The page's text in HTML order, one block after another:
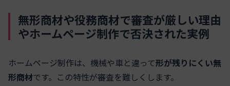
無形商材や役務商材で審査が厳しい理由
やホームページ制作で否決された実例
ホームページ制作は、機械や車と違って形が残りにくい無
形商材です。この特性が審査を難しくします。